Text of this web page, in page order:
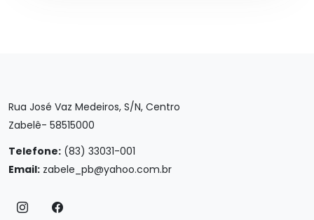
Rua José Vaz Medeiros, S/N, Centro
Zabelê- 58515000
Telefone: (83) 33031-001
Email: zabele_pb@yahoo.com.br